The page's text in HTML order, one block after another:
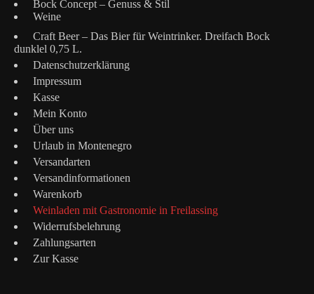
Bock Concept – Genuss & Stil
Weine
Craft Beer – Das Bier für Weintrinker. Dreifach Bock
dunklel 0,75 L.
Datenschutzerklärung
Impressum
Kasse
Mein Konto
Über uns
Urlaub in Montenegro
Versandarten
Versandinformationen
Warenkorb
Weinladen mit Gastronomie in Freilassing
Widerrufsbelehrung
Zahlungsarten
Zur Kasse